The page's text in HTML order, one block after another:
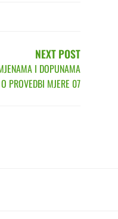
NEXT POST
I DOPUNAMA
PROVEDBI MJERE 07